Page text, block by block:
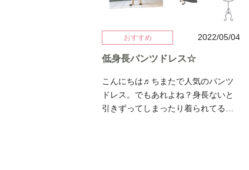
りとお顔周りを包みます♡ ネックレ
スドレスにかかる長さのものやすっ
きりがお好きな方はイヤリング合わ
せもおすすめ♡ ヴィンテージのイヤ
リングです。なんとも言えない色合
スのカラーは2色。控えめなドレッシ
ーさがあるのがこちらのグレーで
す。 どちらも大人っぽくてでも可愛
おすすめ 2022/05/04
低身長パンツドレス☆
こんにちは♬ちまたで人気のパンツ
ドレス。でもあれよね？身長ないと
引きずってしまったり着られてる感